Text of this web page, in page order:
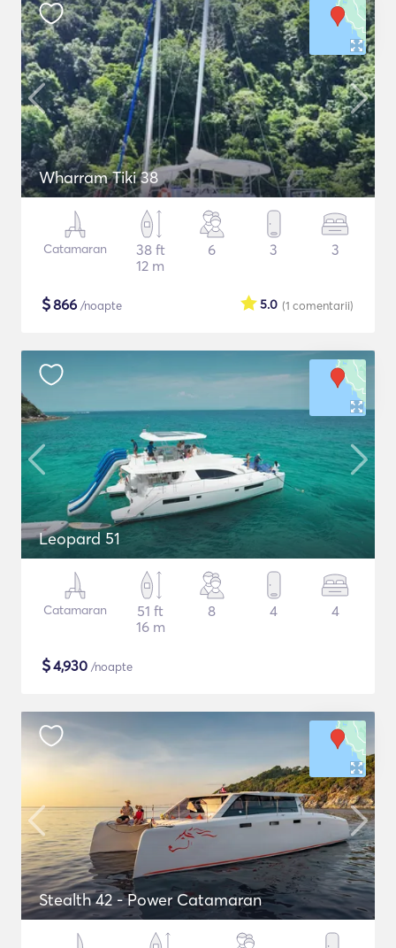
Wharram Tiki 38
Catamaran
38 ft
12 m
6 3 3
$866 /noapte (1 comentarii)
5.0
Leopard 51
Catamaran
51 ft
16 m
8 4 4
$4,930 /noapte
Stealth 42 - Power Catamaran